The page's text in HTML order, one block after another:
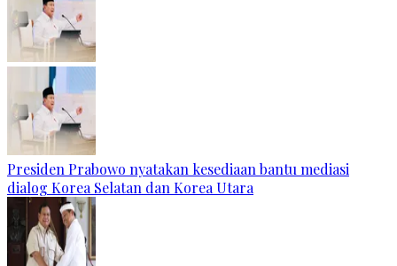
Presiden Prabowo nyatakan kesediaan bantu mediasi
dialog Korea Selatan dan Korea Utara